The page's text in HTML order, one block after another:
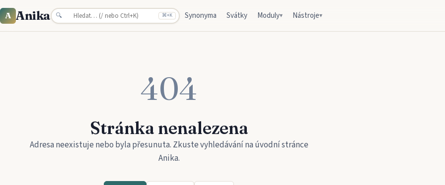
A Anika 🔍 ⌘+K Synonyma Svátky Moduly▾ Nástroje▾
404
Stránka nenalezena
Adresa neexistuje nebo byla přesunuta. Zkuste vyhledávání na úvodní stránce
Anika.